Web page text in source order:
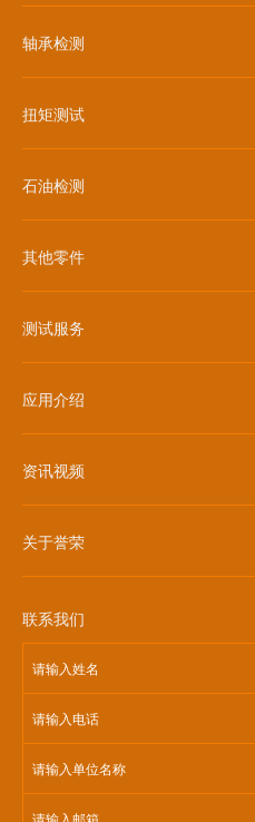
轴承检测
扭矩测试
石油检测
其他零件
测试服务
应用介绍
资讯视频
关于誉荣
联系我们